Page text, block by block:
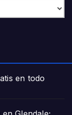
en todo